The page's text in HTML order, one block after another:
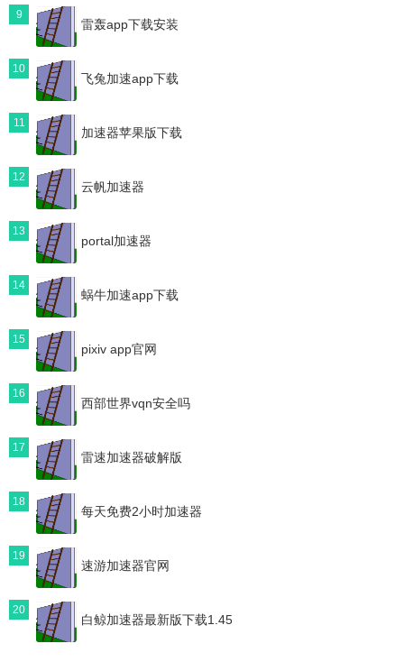
9
雷轰app下载安装
10
飞兔加速app下载
11
加速器苹果版下载
12
云帆加速器
13
portal加速器
14
蜗牛加速app下载
15
pixiv app官网
16
西部世界vqn安全吗
17
雷速加速器破解版
18
每天免费2小时加速器
19
速游加速器官网
20
白鲸加速器最新版下载1.45